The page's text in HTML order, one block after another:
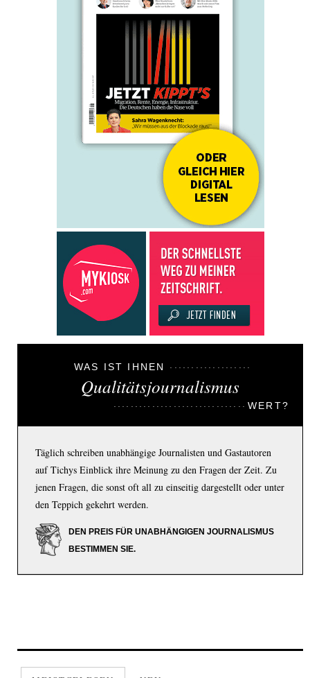
WAS IST IHNEN
Qualitätsjournalismus
WERT?
Täglich schreiben unabhängige Journalisten und Gastautoren
auf Tichys Einblick ihre Meinung zu den Fragen der Zeit. Zu
jenen Fragen, die sonst oft all zu einseitig dargestellt oder unter
den Teppich gekehrt werden.
DEN PREIS FÜR UNABHÄNGIGEN JOURNALISMUS
BESTIMMEN SIE.